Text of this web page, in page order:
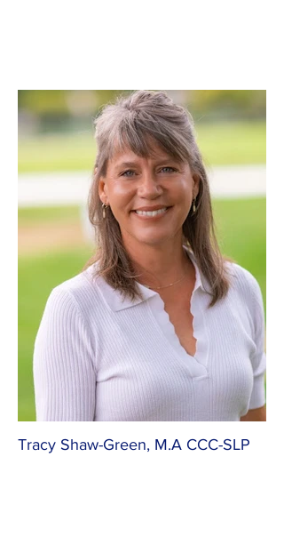
Tracy Shaw-Green, M.A CCC-SLP